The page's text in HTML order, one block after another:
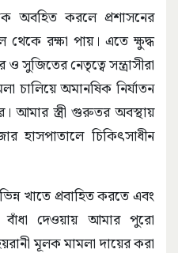
অবহিত করলে প্রশাসনের
থেকে রক্ষা পায়। এতে ক্ষুদ্ধ
সুজিতের নেতৃত্বে সন্ত্রাসীরা
চালিয়ে অমানষিক নির্যাতন
আমার স্ত্রী গুরুতর অবস্থায়
হাসপাতালে চিকিৎসাধীন
খাতে প্রবাহিত করতে এবং
দেওয়ায় আমার পুরো
মূলক মামলা দায়ের করা